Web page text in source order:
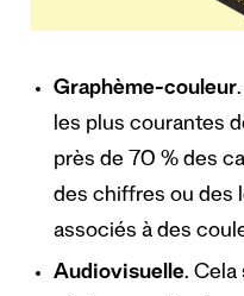
Graphème-couleur
les plus courantes
près de 70 % des
des chiffres ou des
associés à des
Audiovisuelle. Cela